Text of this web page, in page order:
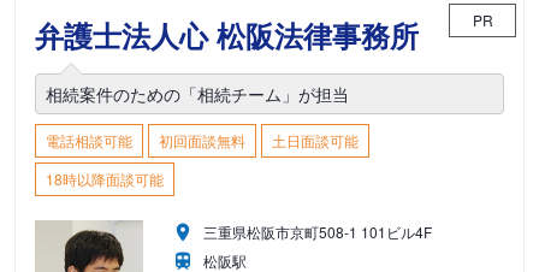
弁護士法人心 松阪法律事務所 PR
相続案件のための「相続チーム」が担当
電話相談可能 初回面談無料
土日面談可能
18時以降面談可能
三重県松阪市京町508-1 101ビル4F
松阪駅